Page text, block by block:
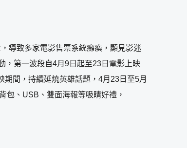
導致多家電影售票系統癱瘓，顯見影迷
，第一波段自4月9日起至23日電影上映
間，持續延燒英雄話題，4月23日至5月
包、USB、雙面海報等吸睛好禮，